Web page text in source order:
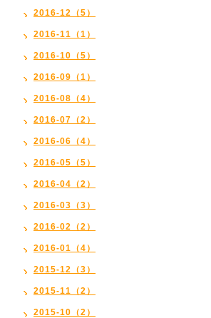
2016-12（5）
2016-11（1）
2016-10（5）
2016-09（1）
2016-08（4）
2016-07（2）
2016-06（4）
2016-05（5）
2016-04（2）
2016-03（3）
2016-02（2）
2016-01（4）
2015-12（3）
2015-11（2）
2015-10（2）